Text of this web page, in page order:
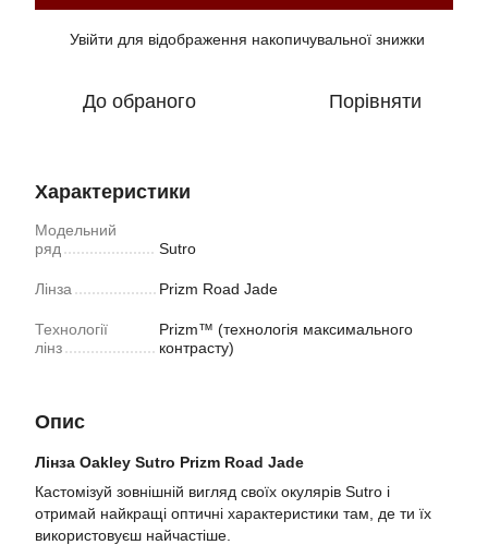
Увійти для відображення накопичувальної знижки
До обраного Порівняти
Характеристики
Модельний
ряд
Sutro
Лінза Prizm Road Jade
Технології
лінз
Prizm™ (технологія максимального
контрасту)
Опис
Лінза Oakley Sutro Prizm Road Jade
Кастомізуй зовнішній вигляд своїх окулярів Sutro і
отримай найкращі оптичні характеристики там, де ти їх
використовуєш найчастіше.